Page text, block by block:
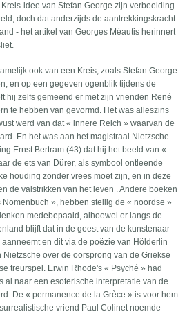
idee van Stefan George zijn verbeelding
doch dat anderzijds de aantrekkingskracht
- het artikel van Georges Méautis herinnert
ook van een Kreis, zoals Stefan George
en op een gegeven ogenblik tijdens de
hij zelfs gemeend er met zijn vrienden René
te hebben van gevormd. Het was alleszins
werd van dat « innere Reich » waarvan de
En het was aan het magistraal Nietzsche-
Ernst Bertram (43) dat hij het beeld van «
de ets van Dürer, als symbool ontleende
houding zonder vrees moet zijn, en in deze
de valstrikken van het leven . Andere boeken
Nomenbuch », hebben stellig de « noordse »
medebepaald, alhoewel er langs de
blijft dat in de geest van de kunstenaar
en dit via de poëzie van Hölderlin
over de oorsprong van de Griekse
treurspel. Erwin Rhode's « Psyché » had
al naar een esoterische interpretatie van de
De « permanence de la Grèce » is voor hem
vriend Paul Colinet noemde